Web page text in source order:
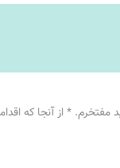
مفتخرم. * از آنجا که